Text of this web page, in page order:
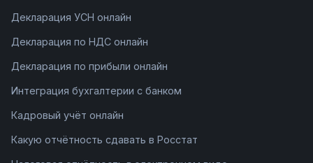
Декларация УСН онлайн
Декларация по НДС онлайн
Декларация по прибыли онлайн
Интеграция бухгалтерии с банком
Кадровый учёт онлайн
Какую отчётность сдавать в Росстат